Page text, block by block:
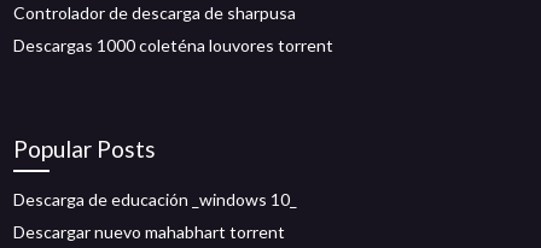
Controlador de descarga de sharpusa
Descargas 1000 coleténa louvores torrent
Popular Posts
Descarga de educación _windows 10_
Descargar nuevo mahabhart torrent